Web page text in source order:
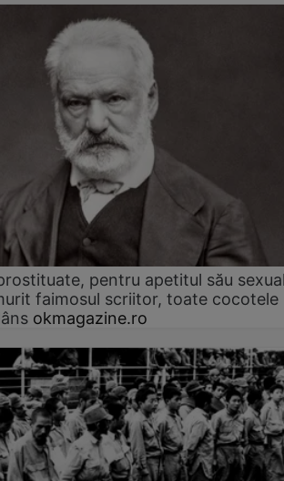
pentru apetitul său
faimosul scriitor, toate cocotele
okmagazine.ro